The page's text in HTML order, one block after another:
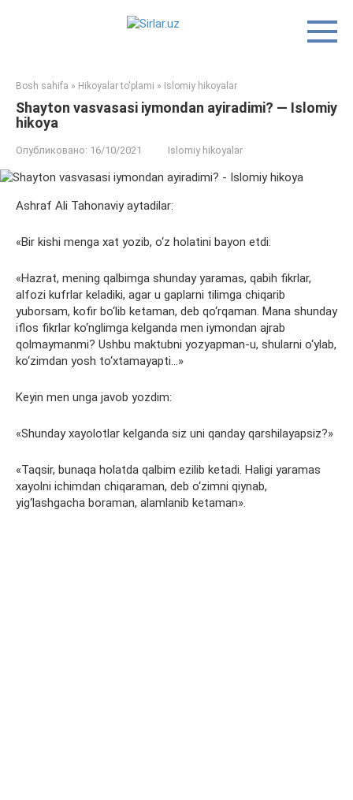
Bosh sahifa » Hikoyalar to'plami » Islomiy hikoyalar
Shayton vasvasasi iymondan ayiradimi? — Islomiy
hikoya
Опубликовано: 16/10/2021 Islomiy hikoyalar
Ashraf Ali Tahonaviy aytadilar:
«Bir kishi menga xat yozib, o‘z holatini bayon etdi:
«Hazrat, mening qalbimga shunday yaramas, qabih fikrlar,
alfozi kufrlar keladiki, agar u gaplarni tilimga chiqarib
yuborsam, kofir bo‘lib ketaman, deb qo‘rqaman. Mana shunday
iflos fikrlar ko‘nglimga kelganda men iymondan ajrab
qolmaymanmi? Ushbu maktubni yozyapman-u, shularni o‘ylab,
ko‘zimdan yosh to‘xtamayapti…»
Keyin men unga javob yozdim:
«Shunday xayolotlar kelganda siz uni qanday qarshilayapsiz?»
«Taqsir, bunaqa holatda qalbim ezilib ketadi. Haligi yaramas
xayolni ichimdan chiqaraman, deb o‘zimni qiynab,
yig‘lashgacha boraman, alamlanib ketaman».